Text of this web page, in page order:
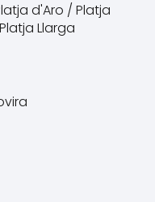
d'Aro / Platja
Llarga